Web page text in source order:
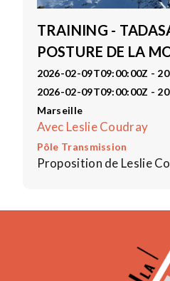
TRAINING -
POSTURE DE LA
2026-02-09T09:00:00Z -
2026-02-09T09:00:00Z -
Marseille
Avec Leslie Coudray
Pôle Transmission
Proposition de Leslie